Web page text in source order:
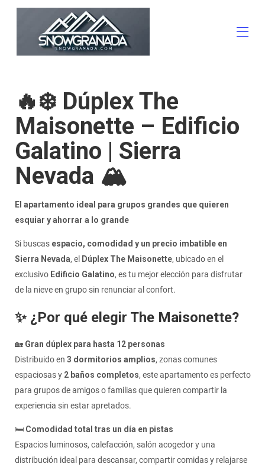
Propriedades ▾
Actividades
Ofertas relâmpago
A estação
Familiar
Lazer e Restauração
outros apartamentos
Contate-nos
🔥❄️ Dúplex The
Maisonette – Edificio
Galatino | Sierra
Nevada 🏔️
El apartamento ideal para grupos grandes que quieren
esquiar y ahorrar a lo grande
Si buscas espacio, comodidad y un precio imbatible en
Sierra Nevada, el Dúplex The Maisonette, ubicado en el
exclusivo Edificio Galatino, es tu mejor elección para disfrutar
de la nieve en grupo sin renunciar al confort.
✨ ¿Por qué elegir The Maisonette?
🏡 Gran dúplex para hasta 12 personas
Distribuido en 3 dormitorios amplios, zonas comunes
espaciosas y 2 baños completos, este apartamento es perfecto
para grupos de amigos o familias que quieren compartir la
experiencia sin estar apretados.
🛏️ Comodidad total tras un día en pistas
Espacios luminosos, calefacción, salón acogedor y una
distribución ideal para descansar, compartir comidas y relajarse